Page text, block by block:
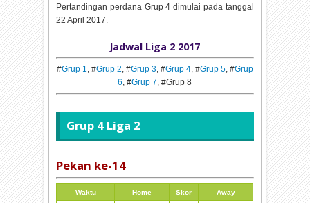
Pertandingan perdana Grup 4 dimulai pada tanggal
22 April 2017.
Jadwal Liga 2 2017
#Grup 1, #Grup 2, #Grup 3, #Grup 4, #Grup 5, #Grup
6, #Grup 7, #Grup 8
Grup 4 Liga 2
Pekan ke-14
Waktu Home Skor Away